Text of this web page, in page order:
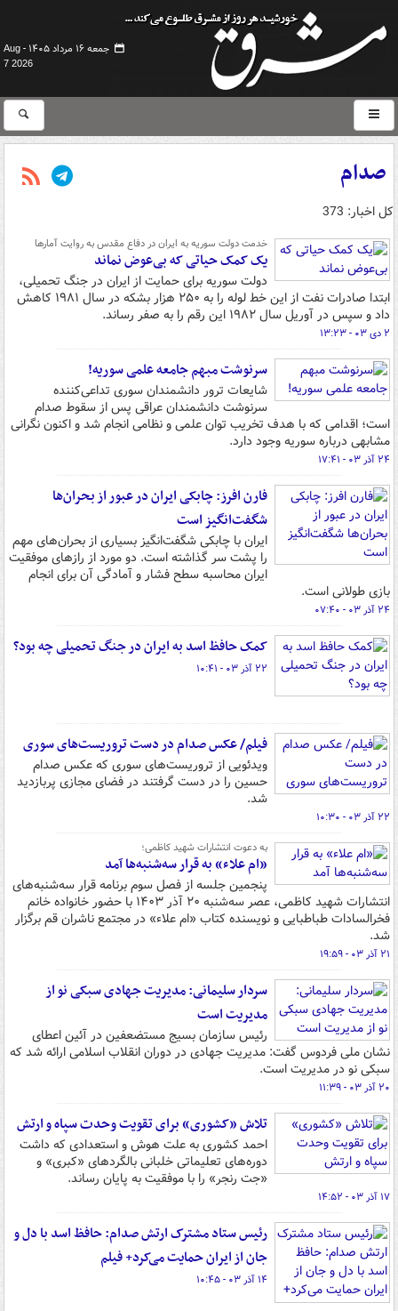
جمعه ۱۶ مرداد ۱۴۰۵ -
Aug
7 2026
صدام
کل اخبار: 373
خدمت دولت سوریه به ایران در دفاع مقدس به روایت آمارها
یک کمک حیاتی که بی‌عوض نماند
دولت سوریه برای حمایت از ایران در جنگ تحمیلی،
ابتدا صادرات نفت از این خط لوله را به ۲۵۰ هزار بشکه در سال ۱۹۸۱ کاهش
داد و سپس در آوریل سال ۱۹۸۲ این رقم را به صفر رساند.
۲ دی ۰۳ - ۱۳:۲۳
سرنوشت مبهم جامعه علمی سوریه!
شایعات ترور دانشمندان سوری تداعی‌کننده
سرنوشت دانشمندان عراقی پس از سقوط صدام
است؛ اقدامی که با هدف تخریب توان علمی و نظامی انجام شد و اکنون نگرانی
مشابهی درباره سوریه وجود دارد.
۲۴ آذر ۰۳ - ۱۷:۴۱
فارن افرز: چابکی ایران در عبور از بحران‌ها
شگفت‌انگیز است
ایران با چابکی شگفت‌انگیز بسیاری از بحران‌های مهم
را پشت سر گذاشته است. دو مورد از رازهای موفقیت
ایران محاسبه سطح فشار و آمادگی آن برای انجام
بازی طولانی است.
۲۴ آذر ۰۳ - ۰۷:۴۰
کمک حافظ اسد به ایران در جنگ تحمیلی چه بود؟
۲۲ آذر ۰۳ - ۱۰:۴۱
فیلم/ عکس صدام در دست تروریست‌های سوری
ویدئویی از تروریست‌های سوری که عکس صدام
حسین را در دست گرفتند در فضای مجازی پربازدید
شد.
۲۲ آذر ۰۳ - ۱۰:۳۰
به‌ دعوت انتشارات شهید کاظمی؛
«ام علاء» به قرار سه‌شنبه‌ها آمد
پنجمین جلسه از فصل سوم برنامه قرار سه‌شنبه‌های
انتشارات شهید کاظمی، عصر سه‌شنبه ۲۰ آذر ۱۴۰۳ با حضور خانواده خانم
فخرالسادات طباطبایی و نویسنده کتاب «ام علاء» در مجتمع ناشران قم برگزار
شد.
۲۱ آذر ۰۳ - ۱۹:۵۹
سردار سلیمانی: مدیریت جهادی سبکی نو از
مدیریت است
رئیس سازمان بسیج مستضعفین در آئین اعطای
نشان ملی فردوس گفت: مدیریت جهادی در دوران انقلاب اسلامی ارائه شد که
سبکی نو در مدیریت است.
۲۰ آذر ۰۳ - ۱۱:۳۹
تلاش «کشوری» برای تقویت وحدت سپاه و ارتش
احمد کشوری به علت هوش و استعدادی که داشت
دوره‌های تعلیماتی خلبانی بالگردهای «کبری» و
«جت رنجر» را با موفقیت به پایان رساند.
۱۷ آذر ۰۳ - ۱۴:۵۲
رئیس ستاد مشترک ارتش صدام: حافظ اسد با دل و
جان از ایران حمایت می‌کرد+ فیلم
۱۴ آذر ۰۳ - ۱۰:۴۵